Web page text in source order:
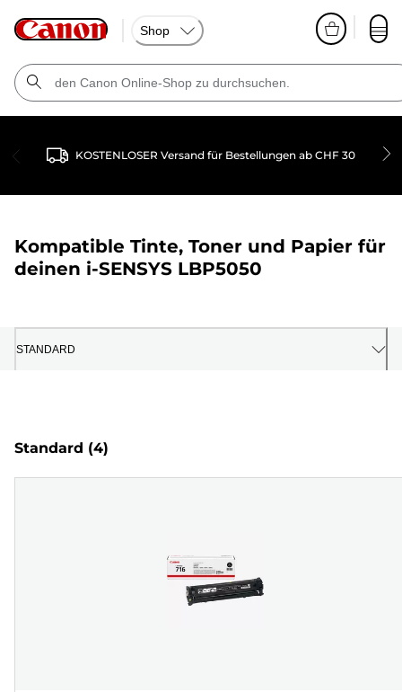
Shop
KOSTENLOSER Versand für Bestellungen ab CHF 30
Kompatible Tinte, Toner und Papier für
deinen i-SENSYS LBP5050
STANDARD
Standard (4)